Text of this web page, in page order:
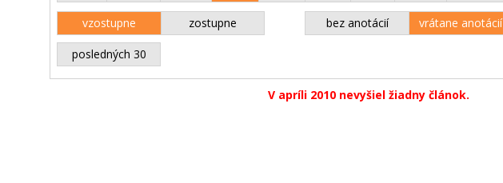
vzostupne zostupne bez anotácií vrátane anotácií
posledných 30
V apríli 2010 nevyšiel žiadny článok.